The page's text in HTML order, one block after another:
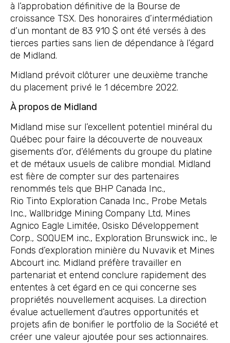
à l’approbation définitive de la Bourse de
croissance TSX. Des honoraires d’intermédiation
d’un montant de 83 910 $ ont été versés à des
tierces parties sans lien de dépendance à l’égard
de Midland.
Midland prévoit clôturer une deuxième tranche
du placement privé le 1 décembre 2022.
À propos de Midland
Midland mise sur l’excellent potentiel minéral du
Québec pour faire la découverte de nouveaux
gisements d’or, d’éléments du groupe du platine
et de métaux usuels de calibre mondial. Midland
est fière de compter sur des partenaires
renommés tels que BHP Canada Inc.,
Rio Tinto Exploration Canada Inc., Probe Metals
Inc., Wallbridge Mining Company Ltd, Mines
Agnico Eagle Limitée, Osisko Développement
Corp., SOQUEM inc., Exploration Brunswick inc., le
Fonds d’exploration minière du Nuvavik et Mines
Abcourt inc. Midland préfère travailler en
partenariat et entend conclure rapidement des
ententes à cet égard en ce qui concerne ses
propriétés nouvellement acquises. La direction
évalue actuellement d’autres opportunités et
projets afin de bonifier le portfolio de la Société et
créer une valeur ajoutée pour ses actionnaires.